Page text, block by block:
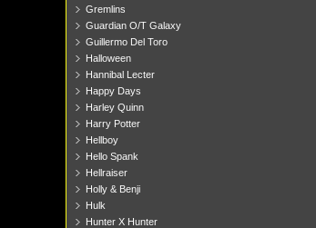
Gremlins
Guardian O/T Galaxy
Guillermo Del Toro
Halloween
Hannibal Lecter
Happy Days
Harley Quinn
Harry Potter
Hellboy
Hello Spank
Hellraiser
Holly & Benji
Hulk
Hunter X Hunter